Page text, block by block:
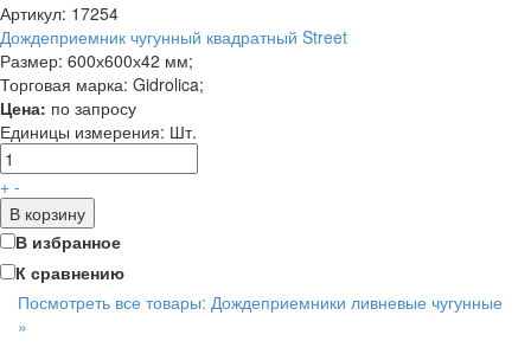
Артикул: 17254
Дождеприемник чугунный квадратный Street
Размер: 600х600х42 мм;
Торговая марка: Gidrolica;
Цена: по запросу
Единицы измерения: Шт.
+ -
В корзину
В избранное
К сравнению
Посмотреть все товары: Дождеприемники ливневые чугунные
»